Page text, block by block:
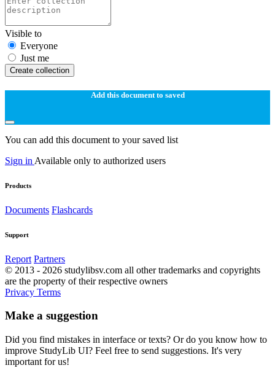
Visible to
Everyone
Just me
Create collection
Add this document to saved
You can add this document to your saved list
Sign in Available only to authorized users
Products
Documents Flashcards
Support
Report Partners
© 2013 - 2026 studylibsv.com all other trademarks and copyrights
are the property of their respective owners
Privacy Terms
Make a suggestion
Did you find mistakes in interface or texts? Or do you know how to
improve StudyLib UI? Feel free to send suggestions. It's very
important for us!